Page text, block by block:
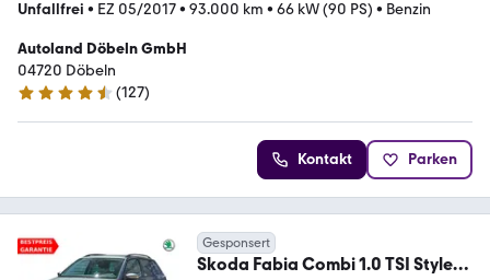
Unfallfrei • EZ 05/2017• 93.000 km • 66 kW (90 PS) • Benzin
Autoland Döbeln GmbH
04720 Döbeln
4.7 Sterne
(127)
Kontakt Parken
Gesponsert
Skoda Fabia Combi 1.0 TSI Style